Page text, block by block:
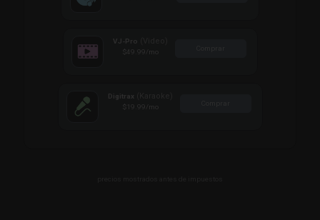
VJ-Pro
$49.99 /mo
Digitrax
$19.99 /mo